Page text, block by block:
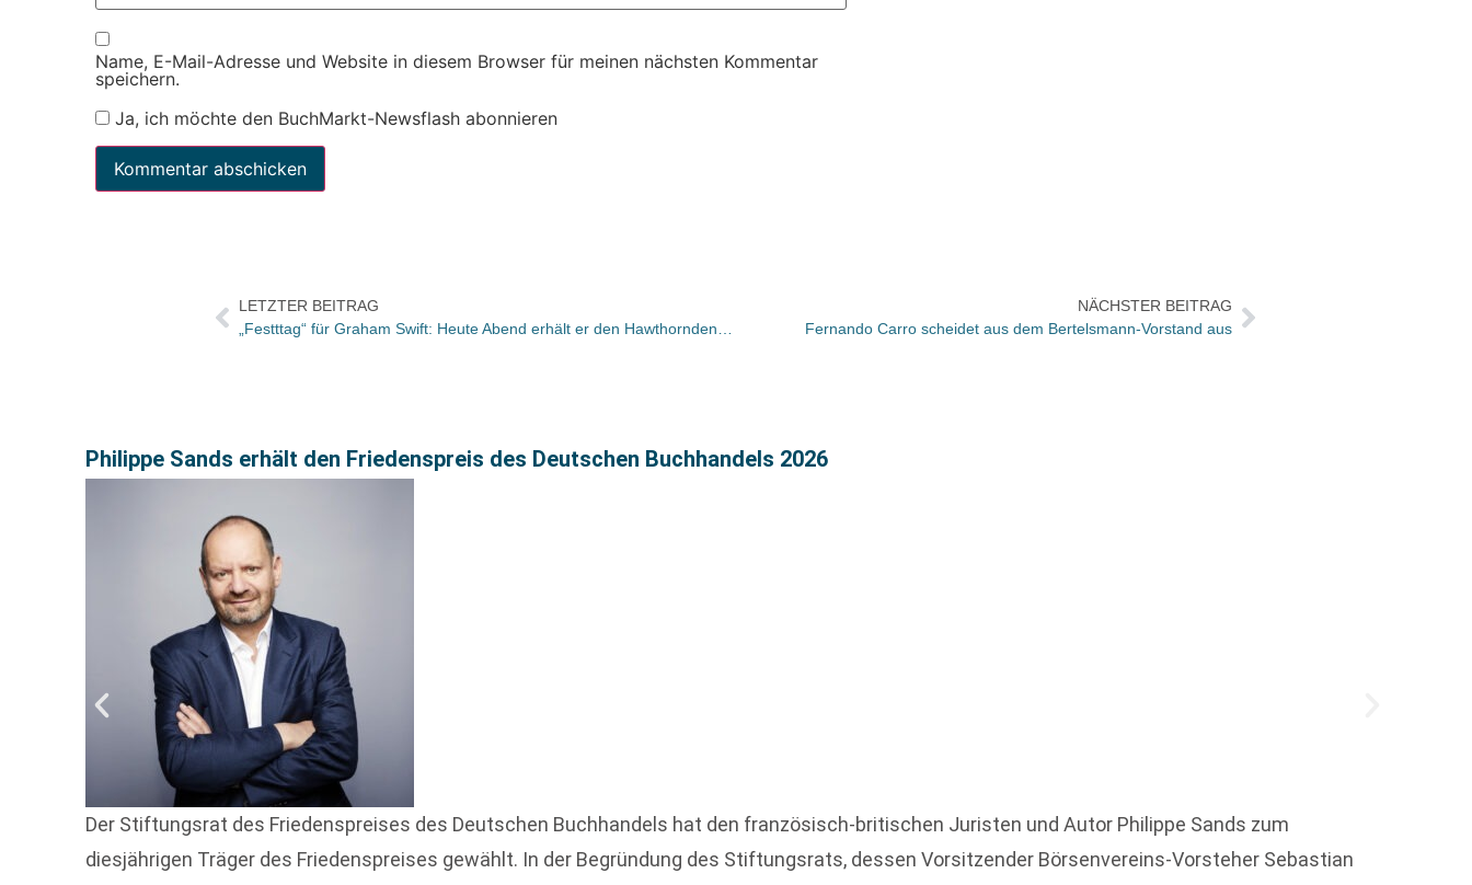
Name, E-Mail-Adresse und Website in diesem Browser für meinen nächsten Kommentar
speichern.
Ja, ich möchte den BuchMarkt-Newsflash abonnieren
LETZTER BEITRAG
NÄCHSTER BEITRAG
Fernando Carro scheidet aus dem Bertelsmann-Vorstand aus
Philippe Sands erhält den Friedenspreis des Deutschen Buchhandels 2026
Der Stiftungsrat des Friedenspreises des Deutschen Buchhandels hat den französisch-britischen Juristen und Autor Philippe Sands zum
diesjährigen Träger des Friedenspreises gewählt. In der Begründung des Stiftungsrats, dessen Vorsitzender Börsenvereins-Vorsteher Sebastian